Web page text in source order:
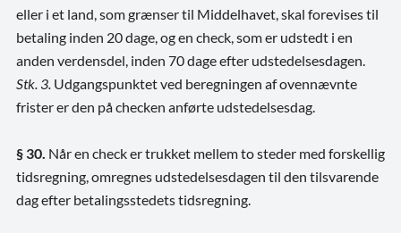
eller i et land, som grænser til Middelhavet, skal forevises til
betaling inden 20 dage, og en check, som er udstedt i en
anden verdensdel, inden 70 dage efter udstedelsesdagen.
Stk. 3. Udgangspunktet ved beregningen af ovennævnte
frister er den på checken anførte udstedelsesdag.
§ 30. Når en check er trukket mellem to steder med forskellig
tidsregning, omregnes udstedelsesdagen til den tilsvarende
dag efter betalingsstedets tidsregning.